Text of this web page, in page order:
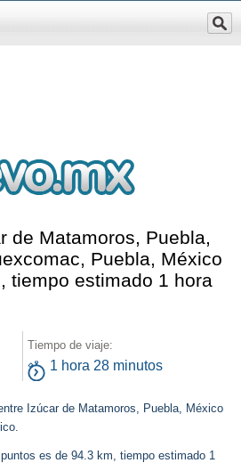
de Matamoros, Puebla,
Puebla, México
tiempo estimado 1 hora
Tiempo de viaje:
1 hora 28 minutos
Izúcar de Matamoros, Puebla, México
es de 94.3 km, tiempo estimado 1